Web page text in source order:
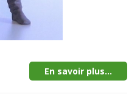
En savoir plus...